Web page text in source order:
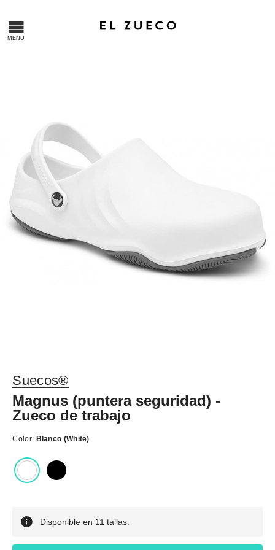
Suecos®
Magnus (puntera seguridad) -
Zueco de trabajo
Color: Blanco (White)
Disponible en 11 tallas.